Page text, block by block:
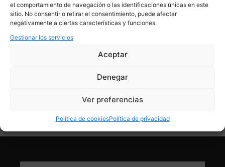
el comportamiento de navegación o las identificaciones únicas en este
sitio. No consentir o retirar el consentimiento, puede afectar
negativamente a ciertas características y funciones.
Gestionar los servicios
Aceptar
Denegar
Ver preferencias
Política de cookiesPolítica de privacidad
Paragüero / Bastonero
Memphis Style, 90’s – Italia
Paragüero espiral, Mid-
century, 80’s – Italia